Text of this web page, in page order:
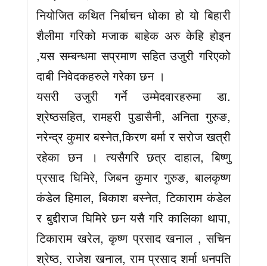
नियोजित कथित निर्बाचन धोका हो यो बिहारी
शैलीमा गरिको मजाक बाहेक अरु केहि होइन
,यस सम्बन्धमा सप्रमाण सहित उजुरी गरिएको
दाबी निवेदकहरुले गरेका छन ।
यसरी उजुरी गर्ने उम्मेदवारहरुमा डा.
श्रेष्ठसहित, रामहरी पुडासैनी, अनिता गुरुङ,
नरेन्द्र कुमार बस्नेत,किरण बर्मा र सरोज खत्री
रहेका छन । त्यसैगरि छत्र दाहाल, बिष्णु
प्रसाद घिमिरे, जिबन कुमार गुरुङ, बालकृष्ण
कंडेल हिमाल, बिकाश बस्नेत, टिकाराम कंडेल
र बुद्दीराज घिमिरे छन यसै गरि कालिका थापा,
टिकाराम खरेल, कृष्ण प्रसाद खनाल , सचिन
श्रेष्ठ, राजेश खनाल, राम प्रसाद शर्मा धनपति